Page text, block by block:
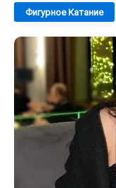
Фигурное Катание